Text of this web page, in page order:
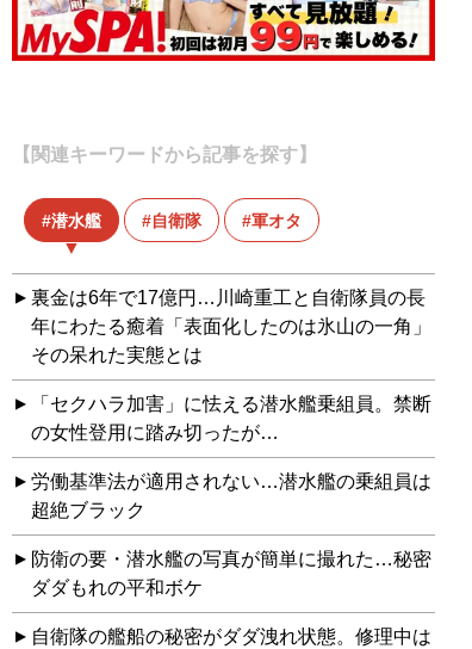
【関連キーワードから記事を探す】
潜水艦 自衛隊 軍オタ
裏金は6年で17億円…川崎重工と自衛隊員の長
年にわたる癒着「表面化したのは氷山の一角」
その呆れた実態とは
「セクハラ加害」に怯える潜水艦乗組員。禁断
の女性登用に踏み切ったが…
労働基準法が適用されない…潜水艦の乗組員は
超絶ブラック
防衛の要・潜水艦の写真が簡単に撮れた…秘密
ダダもれの平和ボケ
自衛隊の艦船の秘密がダダ洩れ状態。修理中は